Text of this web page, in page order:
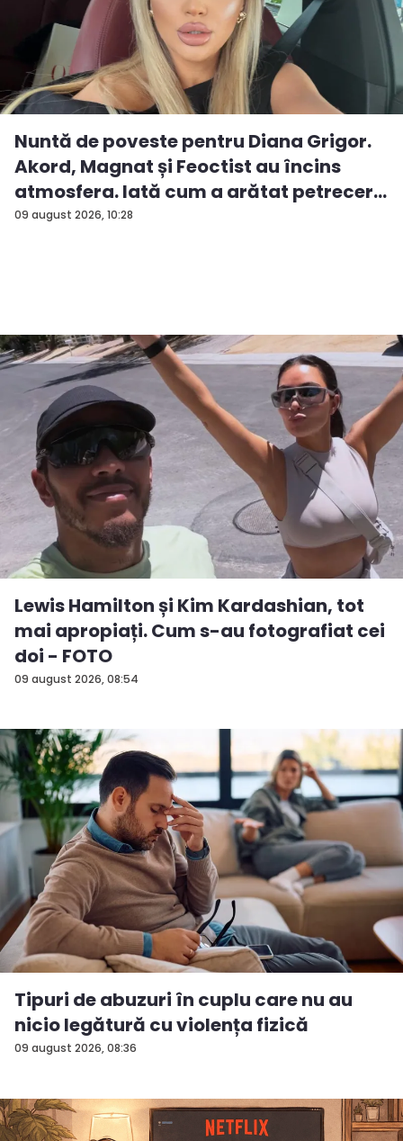
09 august 2026, 10:28
Nuntă de poveste pentru Diana Grigor.
Akord, Magnat și Feoctist au încins
atmosfera. Iată cum a arătat petrecer...
09 august 2026, 08:54
Lewis Hamilton și Kim Kardashian, tot
mai apropiați. Cum s-au fotografiat cei
doi - FOTO
09 august 2026, 08:36
Tipuri de abuzuri în cuplu care nu au
nicio legătură cu violența fizică